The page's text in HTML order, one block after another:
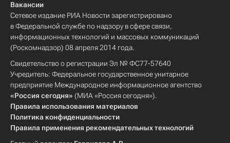
Вакансии
Сетевое издание РИА Новости зарегистрировано
в Федеральной службе по надзору в сфере связи,
информационных технологий и массовых коммуникаций
(Роскомнадзор) 08 апреля 2014 года.
Свидетельство о регистрации Эл № ФС77-57640
Учредитель: Федеральное государственное унитарное
предприятие Международное информационное агентство
«Россия сегодня» (МИА «Россия сегодня»).
Правила использования материалов
Политика конфиденциальности
Правила применения рекомендательных технологий